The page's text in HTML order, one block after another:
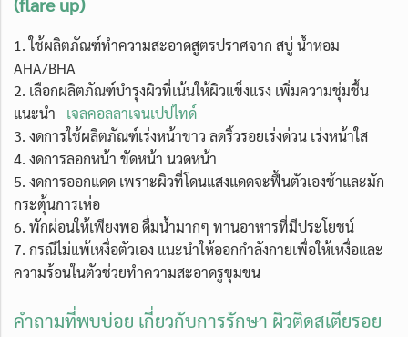
1. ใช้ผลิตภัณฑ์ทำความสะอาดสูตรปราศจาก สบู่ น้ำหอม
AHA/BHA
2. เลือกผลิตภัณฑ์บำรุงผิวที่เน้นให้ผิวแข็งแรง เพิ่มความชุ่มชื้น
แนะนำ เจลคอลลาเจนเปปไทด์
3. งดการใช้ผลิตภัณฑ์เร่งหน้าขาว ลดริ้วรอยเร่งด่วน เร่งหน้าใส
4. งดการลอกหน้า ขัดหน้า นวดหน้า
5. งดการออกแดด เพราะผิวที่โดนแสงแดดจะฟื้นตัวเองช้าและมัก
กระตุ้นการเห่อ
6. พักผ่อนให้เพียงพอ ดื่มน้ำมากๆ ทานอาหารที่มีประโยชน์
7. กรณีไม่แพ้เหงื่อตัวเอง แนะนำให้ออกกำลังกายเพื่อให้เหงื่อและ
ความร้อนในตัวช่วยทำความสะอาดรูขุมขน
คำถามที่พบบ่อย เกี่ยวกับการรักษา ผิวติดสเตียรอย